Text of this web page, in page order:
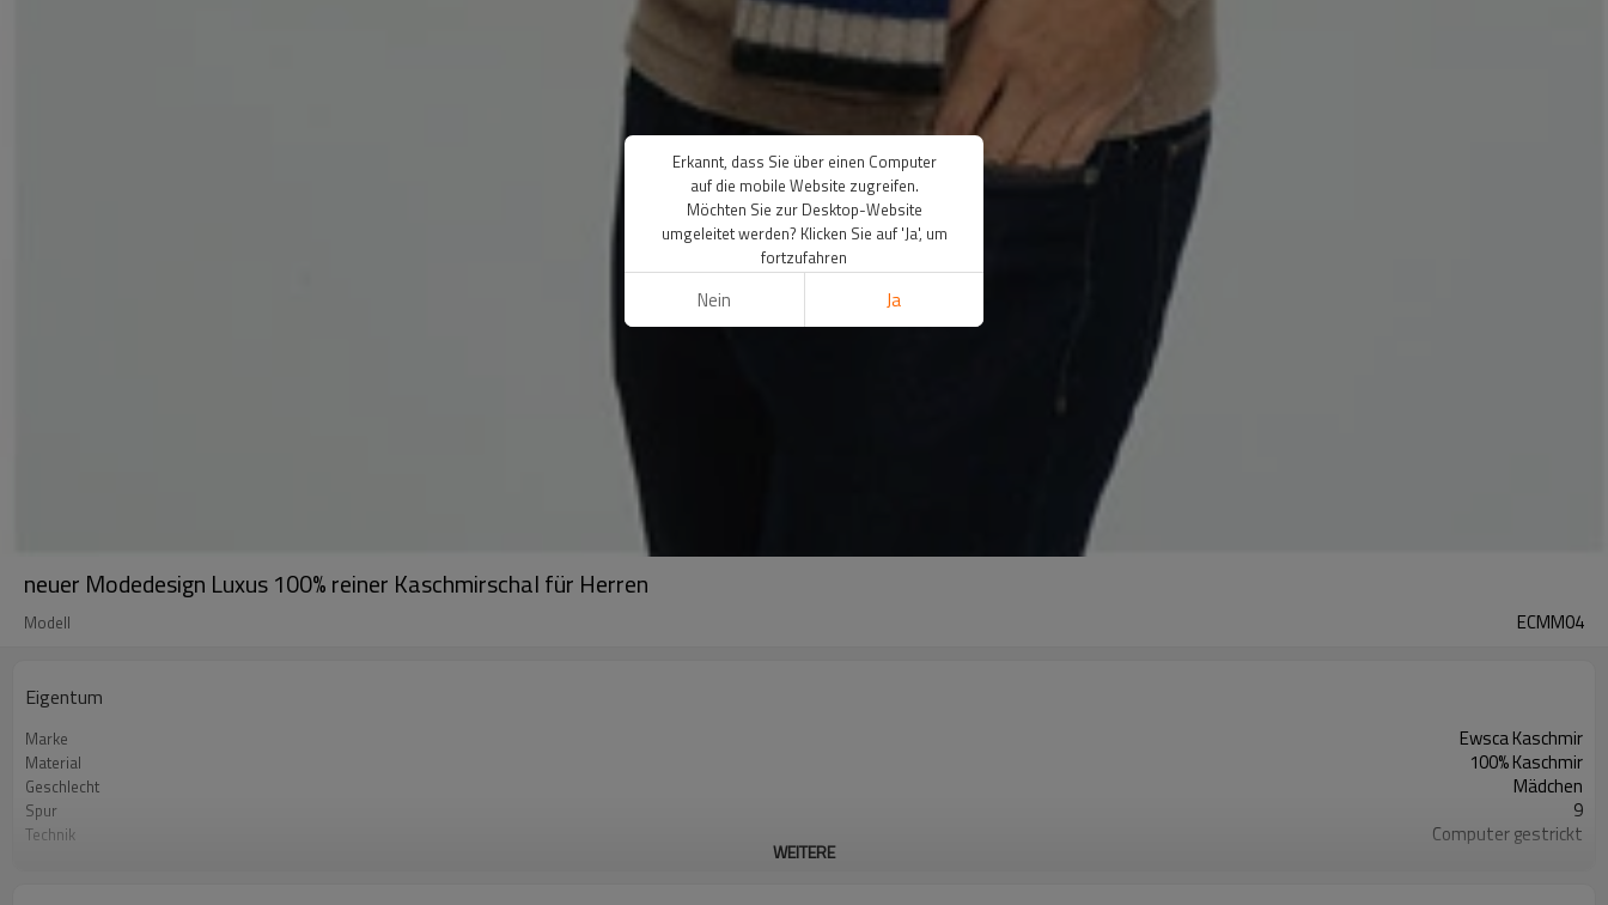
neuer Modedesign Luxus 100% reiner Kaschmirschal für Herren
Modell ECMM04
Eigentum
Marke Ewsca Kaschmir
Material 100% Kaschmir
Geschlecht Mädchen
Spur 9
Technik Computer gestrickt
WEITERE
Erkannt, dass Sie über einen Computer
auf die mobile Website zugreifen.
Möchten Sie zur Desktop-Website
umgeleitet werden? Klicken Sie auf 'Ja', um
fortzufahren
Nein Ja